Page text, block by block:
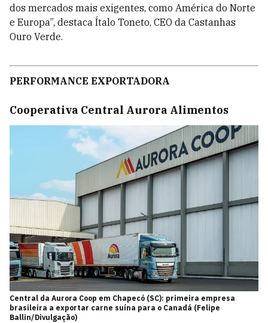
dos mercados mais exigentes, como América do Norte
e Europa”, destaca Ítalo Toneto, CEO da Castanhas
Ouro Verde.
PERFORMANCE EXPORTADORA
Cooperativa Central Aurora Alimentos
Central da Aurora Coop em Chapecó (SC): primeira empresa
brasileira a exportar carne suína para o Canadá (Felipe
Ballin/Divulgação)